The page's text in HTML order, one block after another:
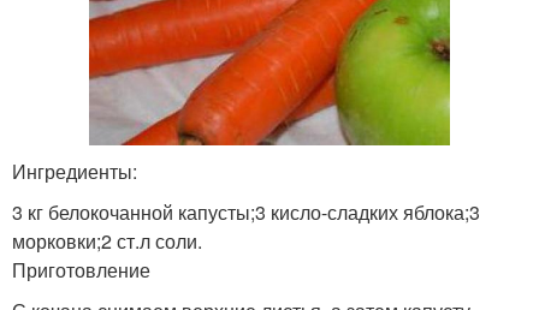
Ингредиенты:
3 кг белокочанной капусты;3 кисло-сладких яблока;3
морковки;2 ст.л соли.
Приготовление